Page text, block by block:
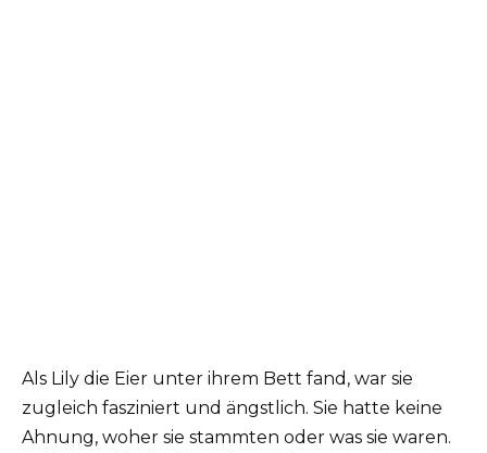
Als Lily die Eier unter ihrem Bett fand, war sie
zugleich fasziniert und ängstlich. Sie hatte keine
Ahnung, woher sie stammten oder was sie waren.